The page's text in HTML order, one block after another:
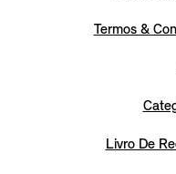
Termos &
Livro De